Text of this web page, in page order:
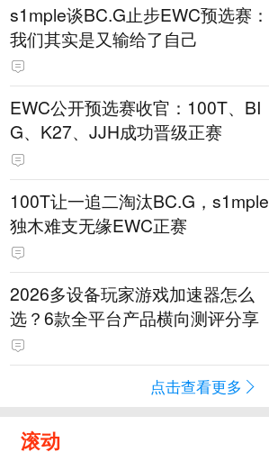
s1mple谈BC.G止步EWC预选赛：
我们其实是又输给了自己
EWC公开预选赛收官：100T、BI
G、K27、JJH成功晋级正赛
100T让一追二淘汰BC.G，s1mple
独木难支无缘EWC正赛
2026多设备玩家游戏加速器怎么
选？6款全平台产品横向测评分享
点击查看更多
滚动